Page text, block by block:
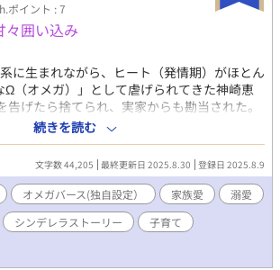
ポイント : 7
々囲い込み
に生まれながら、ヒート（発情期）がほとん
Ω（オメガ）」として虐げられてきた神崎恵
告げたら捨てられ、実家からも勘当された。
けを心の支えに、ひっそりと暮らしていた。
エリートαの財津隼人。 保育園で出会った
に異常な執着を見せ、挙動不審なアプローチ
識外れの溺愛、破格の贈り物、圧倒的な力。
きな愛で、恵介と陽をまるごと包み込んで
本当の家族になりたいんだ」 実は、隼人にと
探し続けた運命の人だった！ 不器用で一
ら始まる、底なしの溺愛生活。 凍りついた
ゆっくりと溶けていく。 そして訪れる――世
続きを読む
文字数 44,205 最終更新日 2025.8.30 登録日 2025.8.9
オメガバース(独自設定） 家族愛
溺愛
シンデレラストーリー
子育て